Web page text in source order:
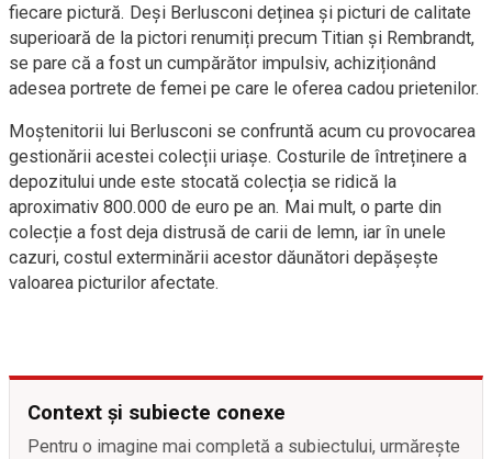
fiecare pictură. Deși Berlusconi deținea și picturi de calitate
superioară de la pictori renumiți precum Titian și Rembrandt,
se pare că a fost un cumpărător impulsiv, achiziționând
adesea portrete de femei pe care le oferea cadou prietenilor.
Moștenitorii lui Berlusconi se confruntă acum cu provocarea
gestionării acestei colecții uriașe. Costurile de întreținere a
depozitului unde este stocată colecția se ridică la
aproximativ 800.000 de euro pe an. Mai mult, o parte din
colecție a fost deja distrusă de carii de lemn, iar în unele
cazuri, costul exterminării acestor dăunători depășește
valoarea picturilor afectate.
Context și subiecte conexe
Pentru o imagine mai completă a subiectului, urmărește